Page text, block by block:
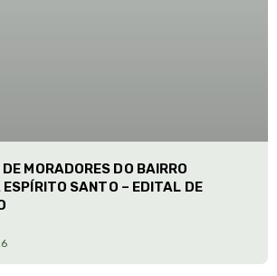
MORADORES DO BAIRRO
SANTO – EDITAL DE